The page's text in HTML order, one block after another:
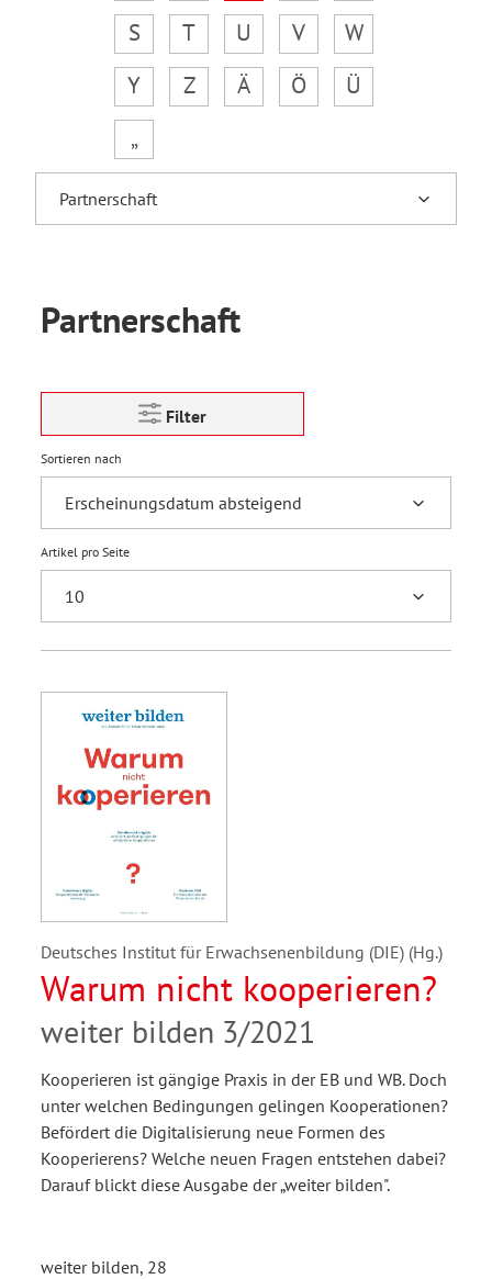
S
T U V
W
Y
Z Ä Ö
Ü
„
Partnerschaft
Filter
Sortieren nach
Artikel pro Seite
Deutsches Institut für Erwachsenenbildung (DIE) (Hg.)
Warum nicht kooperieren?
weiter bilden 3/2021
Kooperieren ist gängige Praxis in der EB und WB. Doch
unter welchen Bedingungen gelingen Kooperationen?
Befördert die Digitalisierung neue Formen des
Kooperierens? Welche neuen Fragen entstehen dabei?
Darauf blickt diese Ausgabe der „weiter bilden".
weiter bilden, 28